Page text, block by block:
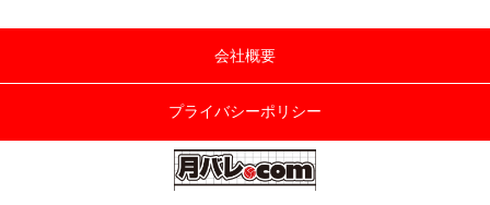
会社概要
プライバシーポリシー